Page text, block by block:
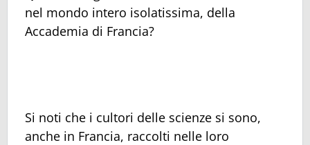
nel mondo intero isolatissima, della
Accademia di Francia?
Si noti che i cultori delle scienze si sono,
anche in Francia, raccolti nelle loro